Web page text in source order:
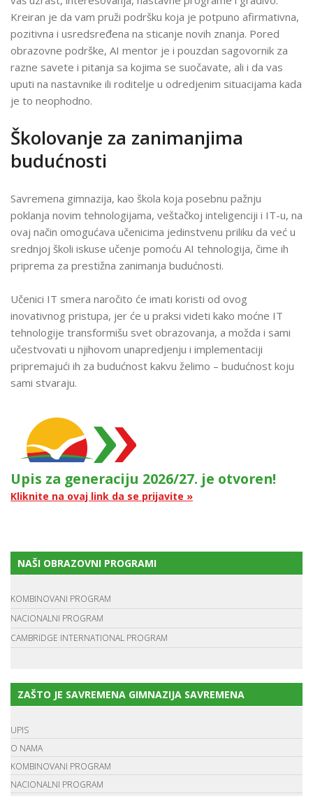
Kreiran je da vam pruži podršku koja je potpuno afirmativna,
pozitivna i usredsređena na sticanje novih znanja. Pored
obrazovne podrške, AI mentor je i pouzdan sagovornik za
razne savete i pitanja sa kojima se suočavate, ali i da vas
uputi na nastavnike ili roditelje u odredjenim situacijama kada
je to neophodno.
Školovanje za zanimanjima
budućnosti
Savremena gimnazija, kao škola koja posebnu pažnju
poklanja novim tehnologijama, veštačkoj inteligenciji i IT-u, na
ovaj način omogućava učenicima jedinstvenu priliku da već u
srednjoj školi iskuse učenje pomoću AI tehnologija, čime ih
priprema za prestižna zanimanja budućnosti.
Učenici IT smera naročito će imati koristi od ovog
inovativnog pristupa, jer će u praksi videti kako moćne IT
tehnologije transformišu svet obrazovanja, a možda i sami
učestvovati u njihovom unapredjenju i implementaciji
pripremajući ih za budućnost kakvu želimo – budućnost koju
sami stvaraju.
Upis za generaciju 2026/27. je otvoren!
Kliknite na ovaj link da se prijavite »
NAŠI OBRAZOVNI PROGRAMI
KOMBINOVANI PROGRAM
NACIONALNI PROGRAM
CAMBRIDGE INTERNATIONAL PROGRAM
ZAŠTO JE SAVREMENA GIMNAZIJA SAVREMENA
UPIS
O NAMA
KOMBINOVANI PROGRAM
NACIONALNI PROGRAM